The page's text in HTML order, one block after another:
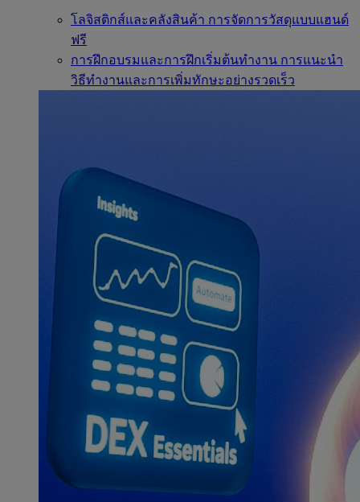
โลจิสติกส์และคลังสินค้า การจัดการวัสดุแบบแฮนด์
ฟรี
การฝึกอบรมและการฝึกเริ่มต้นทำงาน การแนะนำ
วิธีทำงานและการเพิ่มทักษะอย่างรวดเร็ว